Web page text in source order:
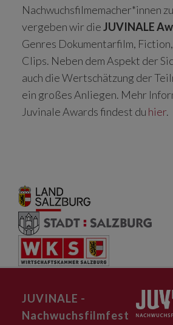
Nachwuchsfilmemacher*innen
vergeben wir dieJUVINALE
Genres Dokumentarfilm,
Clips. Neben dem Aspekt der
auch die Wertschätzung der
ein großes Anliegen. Mehr
Juvinale Awards findest du hier.
JUVINALE -
Nachwuchsfilmfest